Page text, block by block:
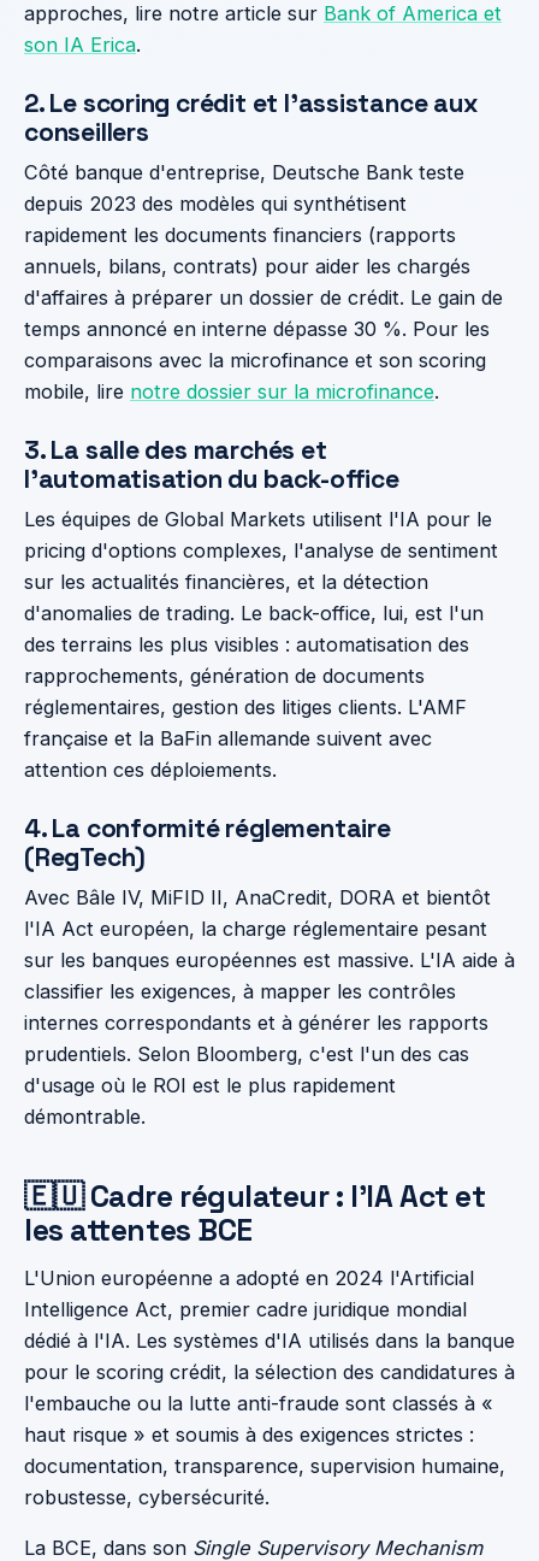
approches, lire notre article sur Bank of America et
son IA Erica.
2. Le scoring crédit et l'assistance aux
conseillers
Côté banque d'entreprise, Deutsche Bank teste
depuis 2023 des modèles qui synthétisent
rapidement les documents financiers (rapports
annuels, bilans, contrats) pour aider les chargés
d'affaires à préparer un dossier de crédit. Le gain de
temps annoncé en interne dépasse 30 %. Pour les
comparaisons avec la microfinance et son scoring
mobile, lire notre dossier sur la microfinance.
3. La salle des marchés et
l'automatisation du back-office
Les équipes de Global Markets utilisent l'IA pour le
pricing d'options complexes, l'analyse de sentiment
sur les actualités financières, et la détection
d'anomalies de trading. Le back-office, lui, est l'un
des terrains les plus visibles : automatisation des
rapprochements, génération de documents
réglementaires, gestion des litiges clients. L'AMF
française et la BaFin allemande suivent avec
attention ces déploiements.
4. La conformité réglementaire
(RegTech)
Avec Bâle IV, MiFID II, AnaCredit, DORA et bientôt
l'IA Act européen, la charge réglementaire pesant
sur les banques européennes est massive. L'IA aide à
classifier les exigences, à mapper les contrôles
internes correspondants et à générer les rapports
prudentiels. Selon Bloomberg, c'est l'un des cas
d'usage où le ROI est le plus rapidement
démontrable.
🇪🇺 Cadre régulateur : l'IA Act et
les attentes BCE
L'Union européenne a adopté en 2024 l'Artificial
Intelligence Act, premier cadre juridique mondial
dédié à l'IA. Les systèmes d'IA utilisés dans la banque
pour le scoring crédit, la sélection des candidatures à
l'embauche ou la lutte anti-fraude sont classés à «
haut risque » et soumis à des exigences strictes :
documentation, transparence, supervision humaine,
robustesse, cybersécurité.
La BCE, dans son Single Supervisory Mechanism